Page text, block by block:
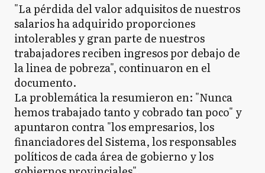
"La pérdida del valor adquisitos de nuestros
salarios ha adquirido proporciones
intolerables y gran parte de nuestros
trabajadores reciben ingresos por debajo de
la linea de pobreza", continuaron en el
documento.
La problemática la resumieron en: "Nunca
hemos trabajado tanto y cobrado tan poco" y
apuntaron contra "los empresarios, los
financiadores del Sistema, los responsables
políticos de cada área de gobierno y los